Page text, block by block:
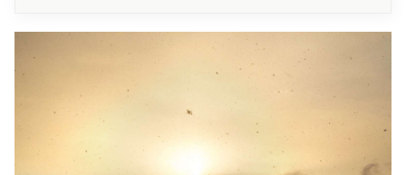
voorkomen. Lees hier wat je het best kan doen bij
een peesontsteking.